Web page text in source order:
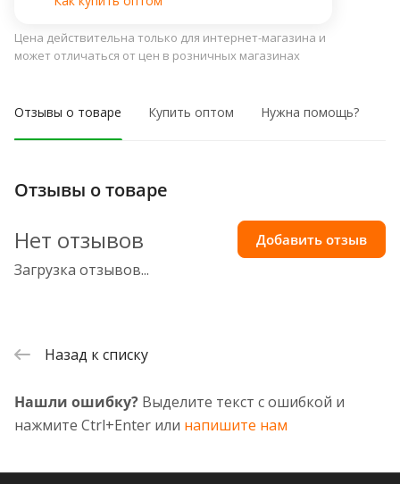
Цена действительна только для интернет-магазина и
может отличаться от цен в розничных магазинах
Отзывы о товаре Купить оптом Нужна помощь?
Отзывы о товаре
Загрузка отзывов...
Нет отзывов Добавить отзыв
Назад к списку
Нашли ошибку? Выделите текст с ошибкой и
нажмите Ctrl+Enter или напишите нам